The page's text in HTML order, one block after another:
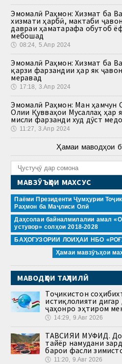
Эмомалӣ Раҳмон: Хизмат ба
хизмати ҳарбӣ, мактаби
давраи ҳаматарафа обутоб
мебошад
🕔 08:24, 5.Апр 2024
Эмомалӣ Раҳмон: Хизмат ба
қарзи фарзандии ҳар як
меравад
🕔 17:18, 3.Апр 2024
Эмомалӣ Раҳмон: Ман ҳамчун
Олии Қувваҳои Мусаллаҳ ҳар
мисли фарзанди худ дӯст
🕔 11:27, 3.Апр 2024
Ҳамаи маводҳои
МАВЗӮЪҲОИ МАХСУС
Паёми Президенти Ҷумҳурии
Раҳмон ба Маҷлиси Олӣ
Даҳсолаи байналмилалии амал
устувор» солҳои 2018-2028
БАҲОГУЗОРИИ ЛОИҲАИ НБО
Ҳамаи мавзӯъҳои
МАВОДҲОИ ТАҲЛИЛӢ
Тоҷикистон
истиқлолияти
ҷаҳонро эҳтиром
🕔 14:29, 9.Авг 2026
ТАВСИЯИ МУФИД.
тайёр намудани
барои фасли
🕔 11:20, 9.Авг 2026